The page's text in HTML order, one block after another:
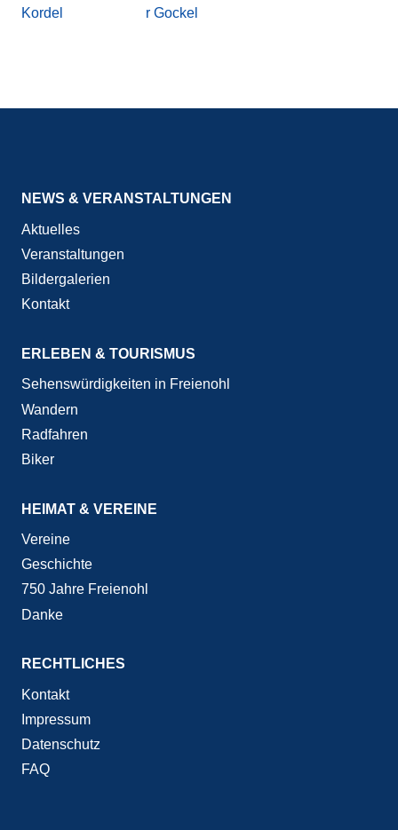
NEWS & VERANSTALTUNGEN
Aktuelles
Veranstaltungen
Bildergalerien
Kontakt
ERLEBEN & TOURISMUS
Sehenswürdigkeiten in Freienohl
Wandern
Radfahren
Biker
HEIMAT & VEREINE
Vereine
Geschichte
750 Jahre Freienohl
Danke
RECHTLICHES
Kontakt
Impressum
Datenschutz
FAQ